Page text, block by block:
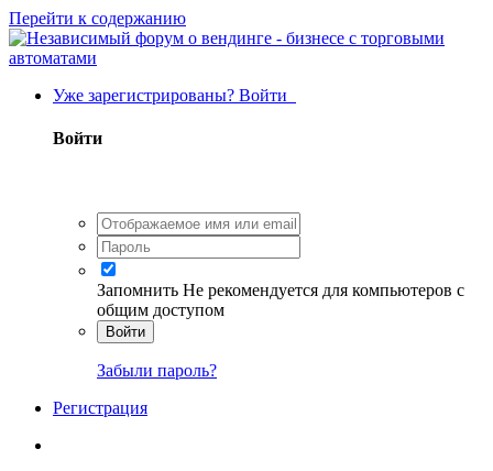
Перейти к содержанию
Уже зарегистрированы? Войти
Войти
Запомнить Не рекомендуется для компьютеров с
общим доступом
Войти
Забыли пароль?
Регистрация